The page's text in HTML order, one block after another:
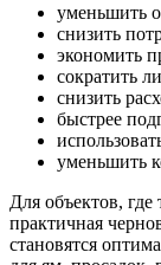
уменьшить
снизить
экономить
сократить
снизить
быстрее
уменьшить
Для объектов, где
практичная
становятся